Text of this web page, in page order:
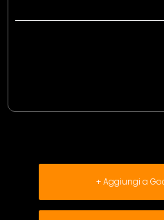
+ Aggiungi a